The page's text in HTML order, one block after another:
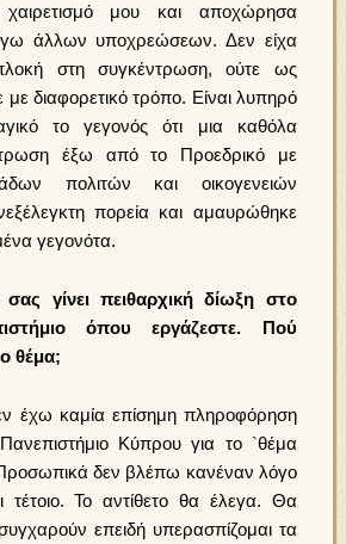
μου και αποχώρησα
άλλων υποχρεώσεων. Δεν είχα
στη συγκέντρωση, ούτε ως
με διαφορετικό τρόπο. Είναι λυπηρό
το γεγονός ότι μια καθόλα
έξω από το Προεδρικό με
πολιτών και οικογενειών
πορεία και αμαυρώθηκε
γεγονότα.
γίνει πειθαρχική δίωξη στο
όπου εργάζεστε. Πού
θέμα;
έχω καμία επίσημη πληροφόρηση
Κύπρου για το `θέμα
δεν βλέπω κανέναν λόγο
τέτοιο. Το αντίθετο θα έλεγα. Θα
επειδή υπερασπίζομαι τα